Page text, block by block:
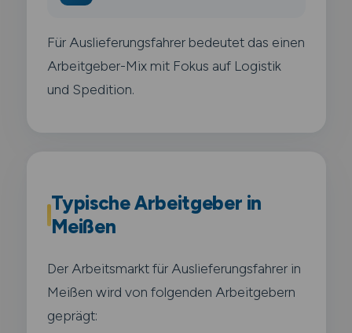
Für Auslieferungsfahrer bedeutet das einen
Arbeitgeber-Mix mit Fokus auf Logistik
und Spedition.
Typische Arbeitgeber in
Meißen
Der Arbeitsmarkt für Auslieferungsfahrer in
Meißen wird von folgenden Arbeitgebern
geprägt: